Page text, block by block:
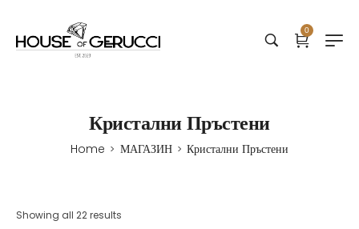
0
Кристални Пръстени
Home > МАГАЗИН > Кристални Пръстени
Showing all 22 results